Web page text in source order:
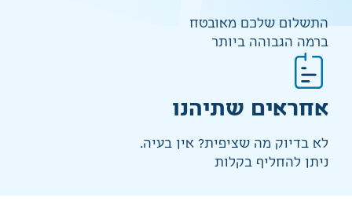
התשלום שלכם מאובטח
ברמה הגבוהה ביותר
אחראים שתיהנו
לא בדיוק מה שציפית? אין בעיה.
ניתן להחליף בקלות